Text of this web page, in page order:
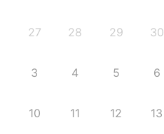
27 28 29 30
3 4 5 6
10 11 12 13